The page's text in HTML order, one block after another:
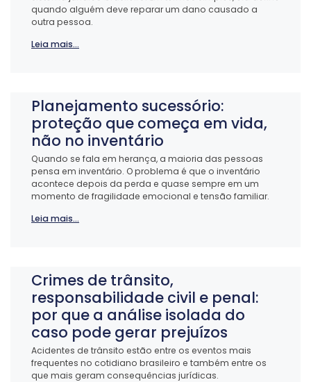
quando alguém deve reparar um dano causado a
outra pessoa.
Leia mais...
Planejamento sucessório:
proteção que começa em vida,
não no inventário
Quando se fala em herança, a maioria das pessoas
pensa em inventário. O problema é que o inventário
acontece depois da perda e quase sempre em um
momento de fragilidade emocional e tensão familiar.
Leia mais...
Crimes de trânsito,
responsabilidade civil e penal:
por que a análise isolada do
caso pode gerar prejuízos
Acidentes de trânsito estão entre os eventos mais
frequentes no cotidiano brasileiro e também entre os
que mais geram consequências jurídicas.